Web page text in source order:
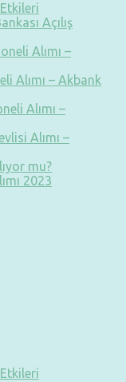
Açılış
Alımı –
Alımı – Akbank
Alımı –
Alımı –
mu?
2023